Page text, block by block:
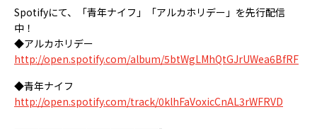
Spotifyにて、「青年ナイフ」「アルカホリデー」を先行配信
中！
◆アルカホリデー
http://open.spotify.com/album/5btWgLMhQtGJrUWea6BfRF
◆青年ナイフ
http://open.spotify.com/track/0klhFaVoxicCnAL3rWFRVD